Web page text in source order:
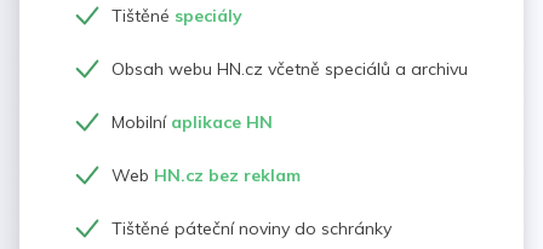
Tištěné speciály
Obsah webu HN.cz včetně speciálů a archivu
Mobilní aplikace HN
Web HN.cz bez reklam
Tištěné páteční noviny do schránky